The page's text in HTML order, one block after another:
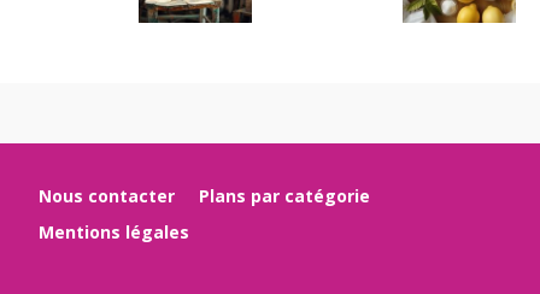
Nous contacter
Plans par catégorie
Mentions légales